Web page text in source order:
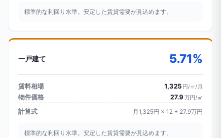
標準的な利回り水準。安定した賃貸需要が見込めます。
一戸建て 5.71%
賃料相場 1,325 円/㎡/月
物件価格 27.9 万円/㎡
計算式 月1,325円 × 12 ÷ 27.9万円
標準的な利回り水準。安定した賃貸需要が見込めます。